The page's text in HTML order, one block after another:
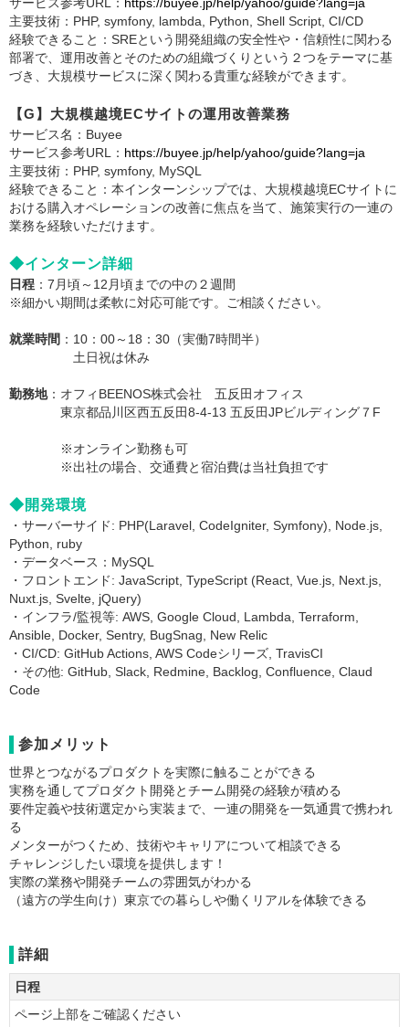
サービス参考URL： https://buyee.jp/help/yahoo/guide?lang=ja
主要技術：PHP, symfony, lambda, Python, Shell Script, CI/CD
経験できること：SREという開発組織の安全性や・信頼性に関わる
部署で、運用改善とそのための組織づくりという２つをテーマに基
づき、大規模サービスに深く関わる貴重な経験ができます。
【G】大規模越境ECサイトの運用改善業務
サービス名：Buyee
サービス参考URL： https://buyee.jp/help/yahoo/guide?lang=ja
主要技術：PHP, symfony, MySQL
経験できること：本インターンシップでは、大規模越境ECサイトに
おける購入オペレーションの改善に焦点を当て、施策実行の一連の
業務を経験いただけます。
◆インターン詳細
日程 ：7月頃～12月頃までの中の２週間
※細かい期間は柔軟に対応可能です。ご相談ください。
就業時間 ：10：00～18：30（実働7時間半）
土日祝は休み
勤務地：オフィBEENOS株式会社 五反田オフィス
東京都品川区西五反田8-4-13 五反田JPビルディング７F
※オンライン勤務も可
※出社の場合、交通費と宿泊費は当社負担です
◆開発環境
・サーバーサイド: PHP(Laravel, CodeIgniter, Symfony), Node.js,
Python, ruby
・データベース：MySQL
・フロントエンド: JavaScript, TypeScript (React, Vue.js, Next.js,
Nuxt.js, Svelte, jQuery)
・インフラ/監視等: AWS, Google Cloud, Lambda, Terraform,
Ansible, Docker, Sentry, BugSnag, New Relic
・CI/CD: GitHub Actions, AWS Codeシリーズ, TravisCI
・その他: GitHub, Slack, Redmine, Backlog, Confluence, Claud
Code
参加メリット
世界とつながるプロダクトを実際に触ることができる
実務を通してプロダクト開発とチーム開発の経験が積める
要件定義や技術選定から実装まで、一連の開発を一気通貫で携われ
る
メンターがつくため、技術やキャリアについて相談できる
チャレンジしたい環境を提供します！
実際の業務や開発チームの雰囲気がわかる
（遠方の学生向け）東京での暮らしや働くリアルを体験できる
詳細
日程
ページ上部をご確認ください